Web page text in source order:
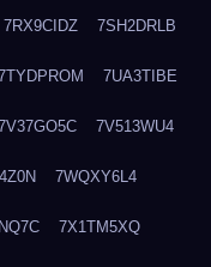
7RX9CIDZ 7SH2DRLB
7UA3TIBE
7V513WU4
7WQXY6L4
7X1TM5XQ